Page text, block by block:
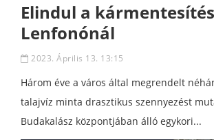
Elindul a
Lenfonónál
2023. Április 13. 13:15
Három éve a város által megrendelt
talajvíz minta drasztikus szennyezést
Budakalász központjában álló egykori...